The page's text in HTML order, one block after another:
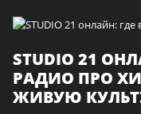
STUDIO 21
РАДИО ПРО
ЖИВУЮ